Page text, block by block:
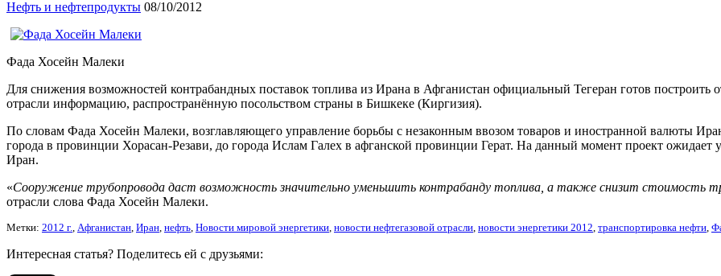
Нефть и нефтепродукты 08/10/2012
Фада Хосейн Малеки
Для снижения возможностей контрабандных поставок топлива из Ирана в Афганистан официальный Тегеран готов построить
отрасли информацию, распространённую посольством страны в Бишкеке (Киргизия).
По словам Фада Хосейн Малеки, возглавляющего управление борьбы с незаконным ввозом товаров и иностранной валюты
города в провинции Хорасан-Резави, до города Ислам Галех в афганской провинции Герат. На данный момент проект
Иран.
«Сооружение трубопровода даст возможность значительно уменьшить контрабанду топлива, а также снизит стоимость
отрасли слова Фада Хосейн Малеки.
Метки: 2012 г., Афганистан, Иран, нефть, Новости мировой энергетики, новости нефтегазовой отрасли, новости энергетики 2012, транспортировка нефти,
Интересная статья? Поделитесь ей с друзьями: